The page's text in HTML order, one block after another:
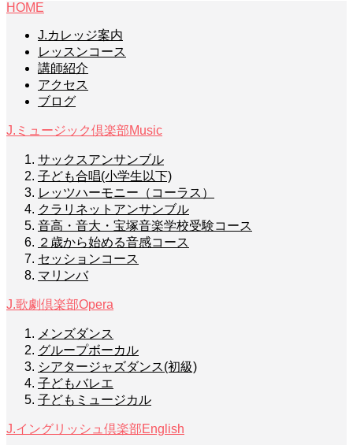
HOME
J.カレッジ案内
レッスンコース
講師紹介
アクセス
ブログ
J.ミュージック倶楽部Music
サックスアンサンブル
子ども合唱(小学生以下)
レッツハーモニー（コーラス）
クラリネットアンサンブル
音高・音大・宝塚音楽学校受験コース
２歳から始める音感コース
セッションコース
マリンバ
J.歌劇倶楽部Opera
メンズダンス
グループボーカル
シアタージャズダンス(初級)
子どもバレエ
子どもミュージカル
J.イングリッシュ倶楽部English